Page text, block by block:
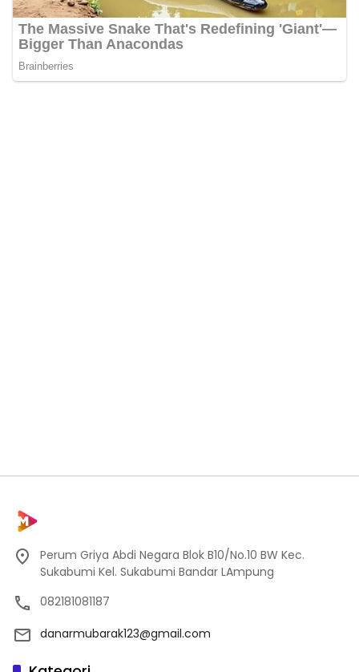
Perum Griya Abdi Negara Blok B10/No.10 BW Kec.
Sukabumi Kel. Sukabumi Bandar LAmpung
082181081187
danarmubarak123@gmail.com